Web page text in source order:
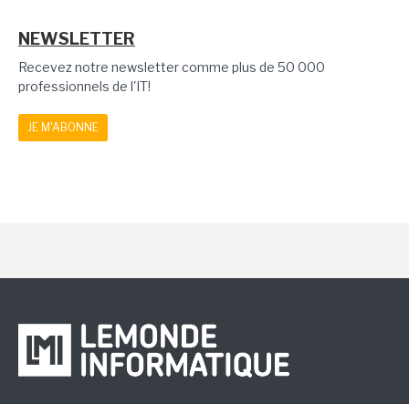
NEWSLETTER
Recevez notre newsletter comme plus de 50 000
professionnels de l'IT!
JE M'ABONNE